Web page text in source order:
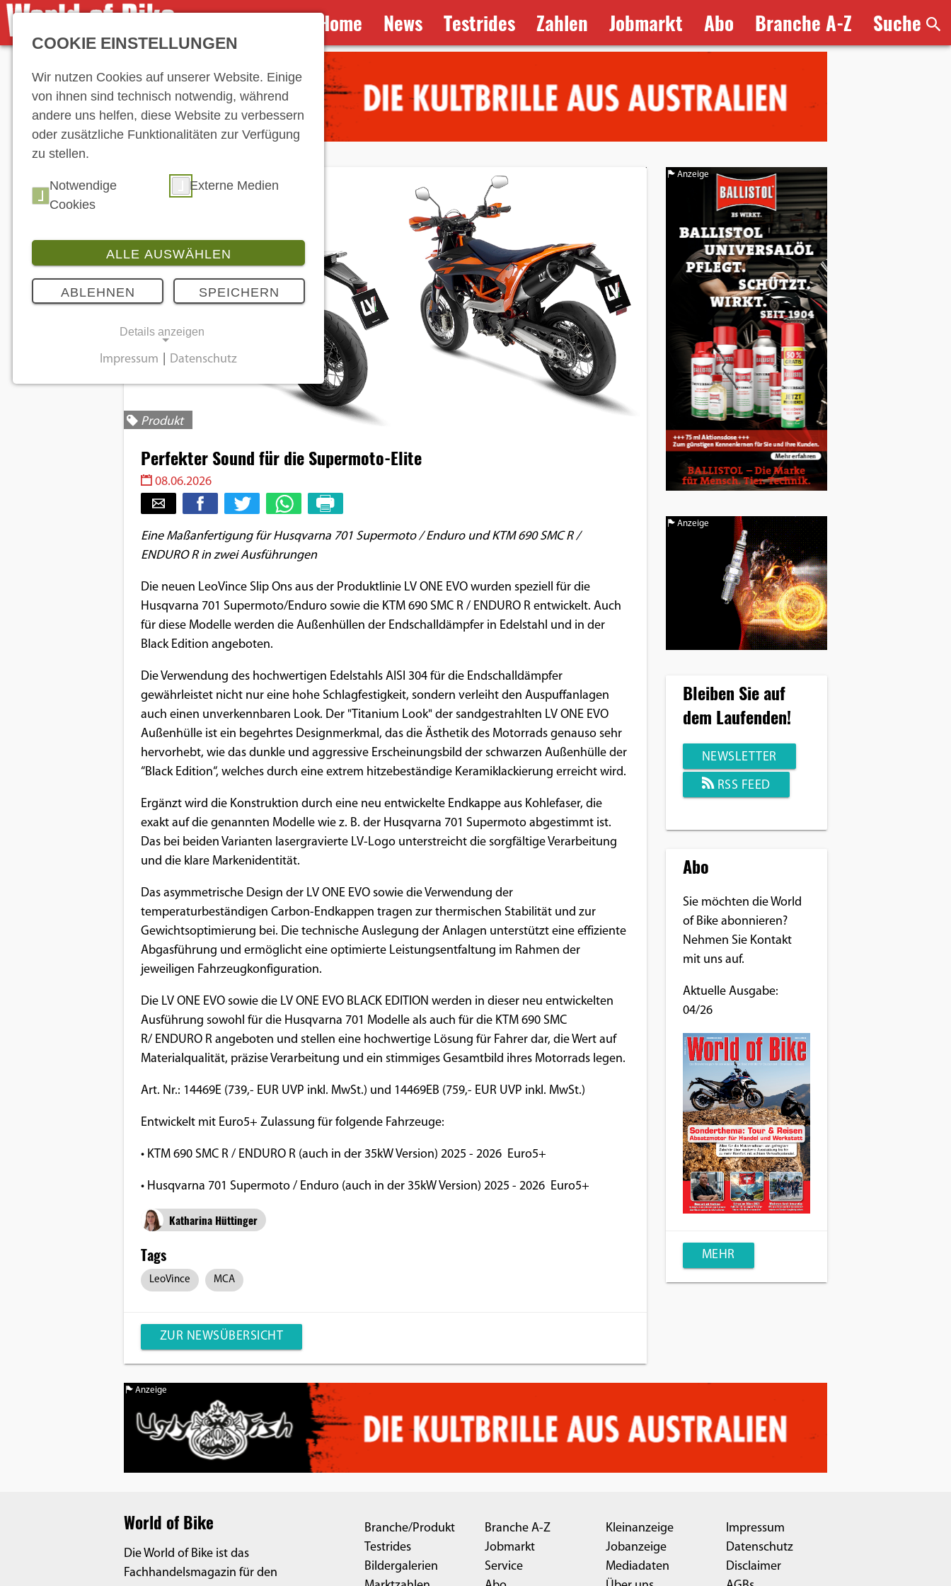
Home News Testrides Zahlen Jobmarkt Abo Branche A-Z Suche
Produkt
Perfekter Sound für die Supermoto-Elite
08.06.2026
Eine Maßanfertigung für Husqvarna 701 Supermoto / Enduro und KTM 690 SMC R /
ENDURO R in zwei Ausführungen
Die neuen LeoVince Slip Ons aus der Produktlinie LV ONE EVO wurden speziell für die
Husqvarna 701 Supermoto/Enduro sowie die KTM 690 SMC R / ENDURO R entwickelt. Auch
für diese Modelle werden die Außenhüllen der Endschalldämpfer in Edelstahl und in der
Black Edition angeboten.
Die Verwendung des hochwertigen Edelstahls AISI 304 für die Endschalldämpfer
gewährleistet nicht nur eine hohe Schlagfestigkeit, sondern verleiht den Auspuffanlagen
auch einen unverkennbaren Look. Der "Titanium Look" der sandgestrahlten LV ONE EVO
Außenhülle ist ein begehrtes Designmerkmal, das die Ästhetik des Motorrads genauso sehr
hervorhebt, wie das dunkle und aggressive Erscheinungsbild der schwarzen Außenhülle der
“Black Edition“, welches durch eine extrem hitzebeständige Keramiklackierung erreicht wird.
Ergänzt wird die Konstruktion durch eine neu entwickelte Endkappe aus Kohlefaser, die
exakt auf die genannten Modelle wie z. B. der Husqvarna 701 Supermoto abgestimmt ist.
Das bei beiden Varianten lasergravierte LV-Logo unterstreicht die sorgfältige Verarbeitung
und die klare Markenidentität.
Das asymmetrische Design der LV ONE EVO sowie die Verwendung der
temperaturbeständigen Carbon-Endkappen tragen zur thermischen Stabilität und zur
Gewichtsoptimierung bei. Die technische Auslegung der Anlagen unterstützt eine effiziente
Abgasführung und ermöglicht eine optimierte Leistungsentfaltung im Rahmen der
jeweiligen Fahrzeugkonfiguration.
Die LV ONE EVO sowie die LV ONE EVO BLACK EDITION werden in dieser neu entwickelten
Ausführung sowohl für die Husqvarna 701 Modelle als auch für die KTM 690 SMC
R/ ENDURO R angeboten und stellen eine hochwertige Lösung für Fahrer dar, die Wert auf
Materialqualität, präzise Verarbeitung und ein stimmiges Gesamtbild ihres Motorrads legen.
Art. Nr.: 14469E (739,- EUR UVP inkl. MwSt.) und 14469EB (759,- EUR UVP inkl. MwSt.)
Entwickelt mit Euro5+ Zulassung für folgende Fahrzeuge:
• KTM 690 SMC R / ENDURO R (auch in der 35kW Version) 2025 - 2026 Euro5+
• Husqvarna 701 Supermoto / Enduro (auch in der 35kW Version) 2025 - 2026 Euro5+
Katharina Hüttinger
Tags
LeoVince MCA
ZUR NEWSÜBERSICHT
Anzeige
Anzeige
Bleiben Sie auf
dem Laufenden!
NEWSLETTER
RSS FEED
Abo
Sie möchten die World
of Bike abonnieren?
Nehmen Sie Kontakt
mit uns auf.
Aktuelle Ausgabe:
04/26
MEHR
Anzeige
World of Bike
Die World of Bike ist das
Fachhandelsmagazin für den
Branche/Produkt
Testrides
Bildergalerien
Branche A-Z
Jobmarkt
Service
Kleinanzeige
Jobanzeige
Mediadaten
Impressum
Datenschutz
Disclaimer
COOKIE EINSTELLUNGEN
Wir nutzen Cookies auf unserer Website. Einige
von ihnen sind technisch notwendig, während
andere uns helfen, diese Website zu verbessern
oder zusätzliche Funktionalitäten zur Verfügung
zu stellen.
Notwendige
Cookies
Externe Medien
ALLE AUSWÄHLEN
ABLEHNEN SPEICHERN
Details anzeigen
grundlegende Funktionen und sind für die
Einverständnis-Cookie
Dieser Cookie speichert die
Einverständnis-Optionen des
EXTERNE MEDIEN
Social Media Plattformen anzeigen zu
können, werden von diesen externen
Medien Cookies gesetzt.
Impressum Datenschutz